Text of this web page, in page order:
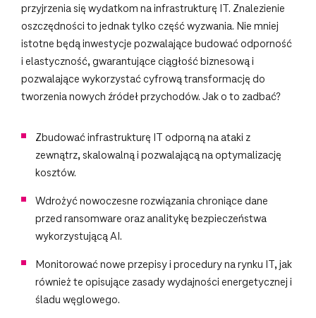
przyjrzenia się wydatkom na infrastrukturę IT. Znalezienie
oszczędności to jednak tylko część wyzwania. Nie mniej
istotne będą inwestycje pozwalające budować odporność
i elastyczność, gwarantujące ciągłość biznesową i
pozwalające wykorzystać cyfrową transformację do
tworzenia nowych źródeł przychodów. Jak o to zadbać?
Zbudować infrastrukturę IT odporną na ataki z
zewnątrz, skalowalną i pozwalającą na optymalizację
kosztów.
Wdrożyć nowoczesne rozwiązania chroniące dane
przed ransomware oraz analitykę bezpieczeństwa
wykorzystującą AI.
Monitorować nowe przepisy i procedury na rynku IT, jak
również te opisujące zasady wydajności energetycznej i
śladu węglowego.